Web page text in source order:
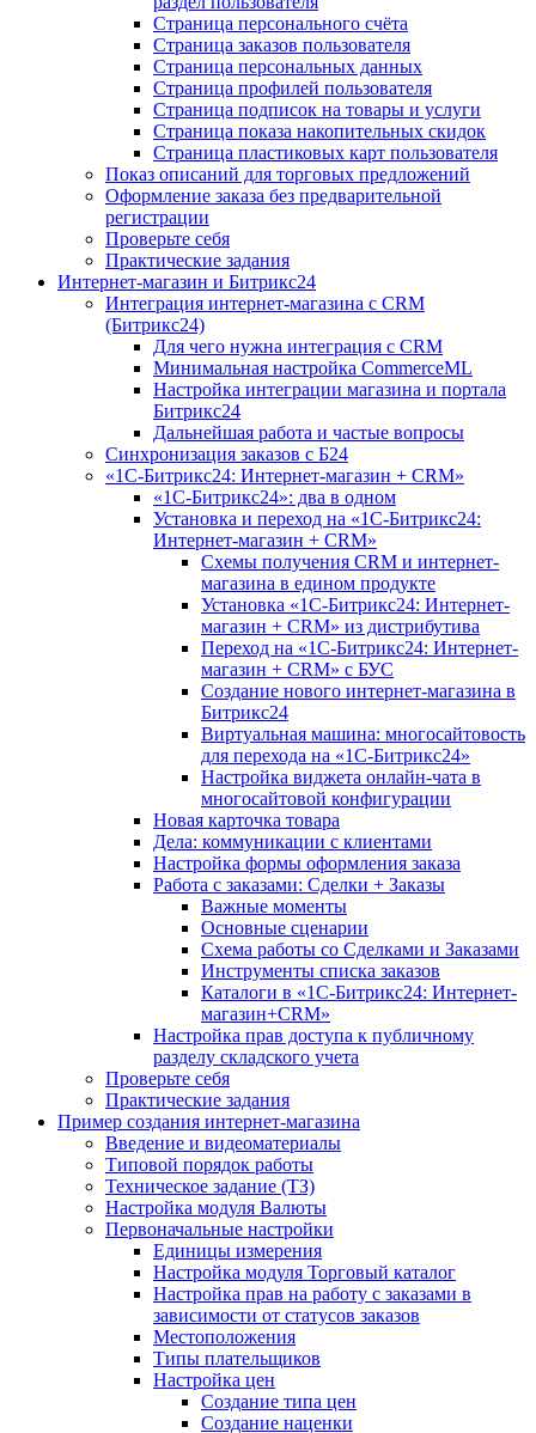
Страница персонального счёта
Страница заказов пользователя
Страница персональных данных
Страница профилей пользователя
Страница подписок на товары и услуги
Страница показа накопительных скидок
Страница пластиковых карт пользователя
Показ описаний для торговых предложений
Оформление заказа без предварительной
регистрации
Проверьте себя
Практические задания
Интернет-магазин и Битрикс24
Интеграция интернет-магазина с CRM
(Битрикс24)
Для чего нужна интеграция с CRM
Минимальная настройка CommerceML
Настройка интеграции магазина и портала
Битрикс24
Дальнейшая работа и частые вопросы
Синхронизация заказов с Б24
«1С-Битрикс24: Интернет-магазин + CRM»
«1С-Битрикс24»: два в одном
Установка и переход на «1С-Битрикс24:
Интернет-магазин + CRM»
Схемы получения CRM и интернет-
магазина в едином продукте
Установка «1С-Битрикс24: Интернет-
магазин + CRM» из дистрибутива
Переход на «1С-Битрикс24: Интернет-
магазин + CRM» с БУС
Создание нового интернет-магазина в
Битрикс24
Виртуальная машина: многосайтовость
для перехода на «1С-Битрикс24»
Настройка виджета онлайн-чата в
многосайтовой конфигурации
Новая карточка товара
Дела: коммуникации с клиентами
Настройка формы оформления заказа
Работа с заказами: Сделки + Заказы
Важные моменты
Основные сценарии
Схема работы со Сделками и Заказами
Инструменты списка заказов
Каталоги в «1С-Битрикс24: Интернет-
магазин+CRM»
Настройка прав доступа к публичному
разделу складского учета
Проверьте себя
Практические задания
Пример создания интернет-магазина
Введение и видеоматериалы
Типовой порядок работы
Техническое задание (ТЗ)
Настройка модуля Валюты
Первоначальные настройки
Единицы измерения
Настройка модуля Торговый каталог
Настройка прав на работу с заказами в
зависимости от статусов заказов
Местоположения
Типы плательщиков
Настройка цен
Создание типа цен
Создание наценки